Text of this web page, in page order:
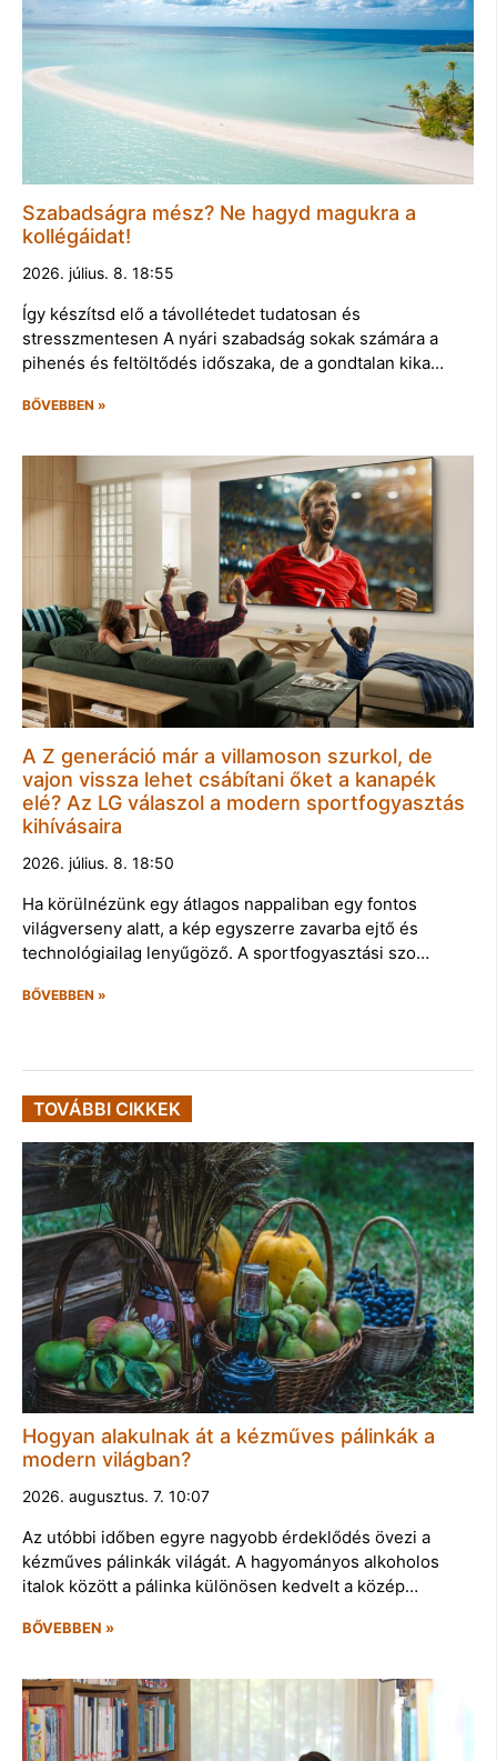
Szabadságra mész? Ne hagyd magukra a
kollégáidat!
2026. július. 8. 18:55
Így készítsd elő a távollétedet tudatosan és
stresszmentesen A nyári szabadság sokak számára a
pihenés és feltöltődés időszaka, de a gondtalan kika…
BŐVEBBEN »
A Z generáció már a villamoson szurkol, de
vajon vissza lehet csábítani őket a kanapék
elé? Az LG válaszol a modern sportfogyasztás
kihívásaira
2026. július. 8. 18:50
Ha körülnézünk egy átlagos nappaliban egy fontos
világverseny alatt, a kép egyszerre zavarba ejtő és
technológiailag lenyűgöző. A sportfogyasztási szo…
BŐVEBBEN »
TOVÁBBI CIKKEK
Hogyan alakulnak át a kézműves pálinkák a
modern világban?
2026. augusztus. 7. 10:07
Az utóbbi időben egyre nagyobb érdeklődés övezi a
kézműves pálinkák világát. A hagyományos alkoholos
italok között a pálinka különösen kedvelt a közép…
BŐVEBBEN »